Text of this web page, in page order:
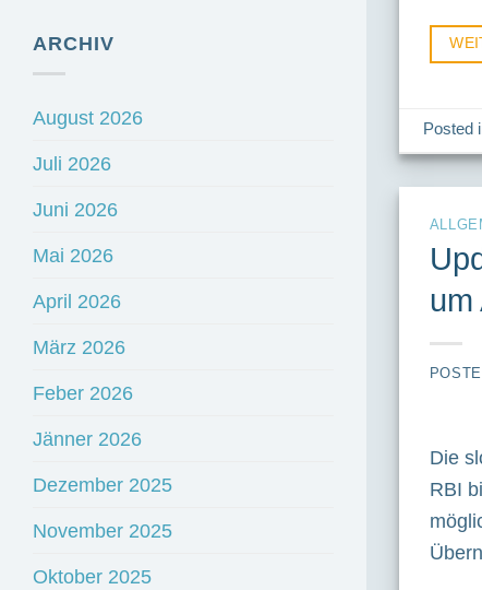
ARCHIV
August 2026
Juli 2026
Juni 2026
Mai 2026
April 2026
März 2026
Feber 2026
Jänner 2026
Dezember 2025
November 2025
Oktober 2025
Posted
um
Die
RBI